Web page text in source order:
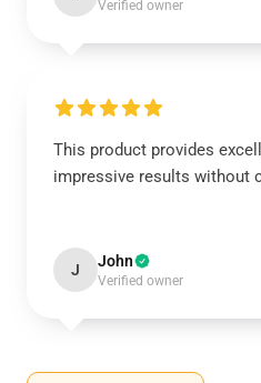
Verified owner
This product provides
impressive results without
J John
Verified owner